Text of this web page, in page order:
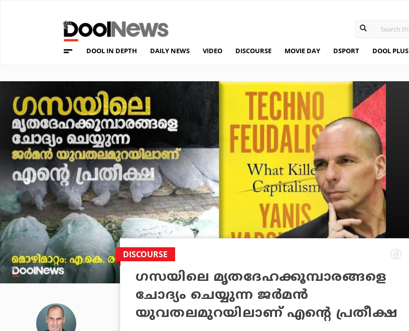
DOOL IN DEPTH DAILY NEWS VIDEO DISCOURSE MOVIE DAY DSPORT DOOL PLUS
DISCOURSE
ഗസയിലെ മൃതദേഹക്കൂമ്പാരങ്ങളെ
ചോദ്യം ചെയ്യുന്ന ജര്‍മന്‍
യുവതലമുറയിലാണ് എന്റെ പ്രതീക്ഷ